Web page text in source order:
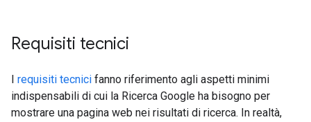
Requisiti tecnici
I requisiti tecnici fanno riferimento agli aspetti minimi
indispensabili di cui la Ricerca Google ha bisogno per
mostrare una pagina web nei risultati di ricerca. In realtà,